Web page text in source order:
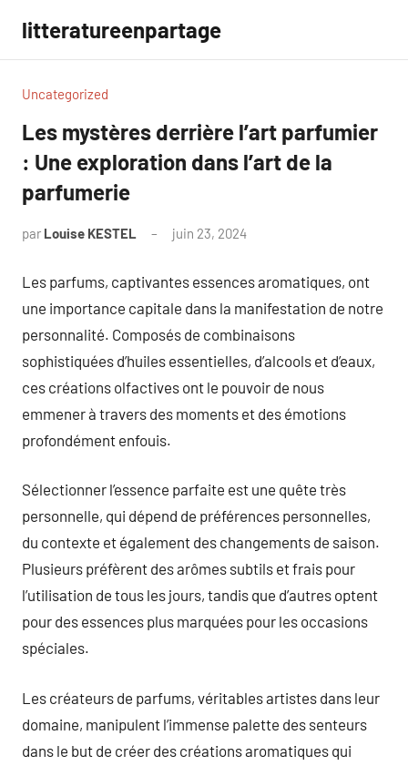
contenu
litteratureenpartage
Uncategorized
Les mystères derrière l’art parfumier
: Une exploration dans l’art de la
parfumerie
par Louise KESTEL juin 23, 2024
Les parfums, captivantes essences aromatiques, ont
une importance capitale dans la manifestation de notre
personnalité. Composés de combinaisons
sophistiquées d’huiles essentielles, d’alcools et d’eaux,
ces créations olfactives ont le pouvoir de nous
emmener à travers des moments et des émotions
profondément enfouis.
Sélectionner l’essence parfaite est une quête très
personnelle, qui dépend de préférences personnelles,
du contexte et également des changements de saison.
Plusieurs préfèrent des arômes subtils et frais pour
l’utilisation de tous les jours, tandis que d’autres optent
pour des essences plus marquées pour les occasions
spéciales.
Les créateurs de parfums, véritables artistes dans leur
domaine, manipulent l’immense palette des senteurs
dans le but de créer des créations aromatiques qui